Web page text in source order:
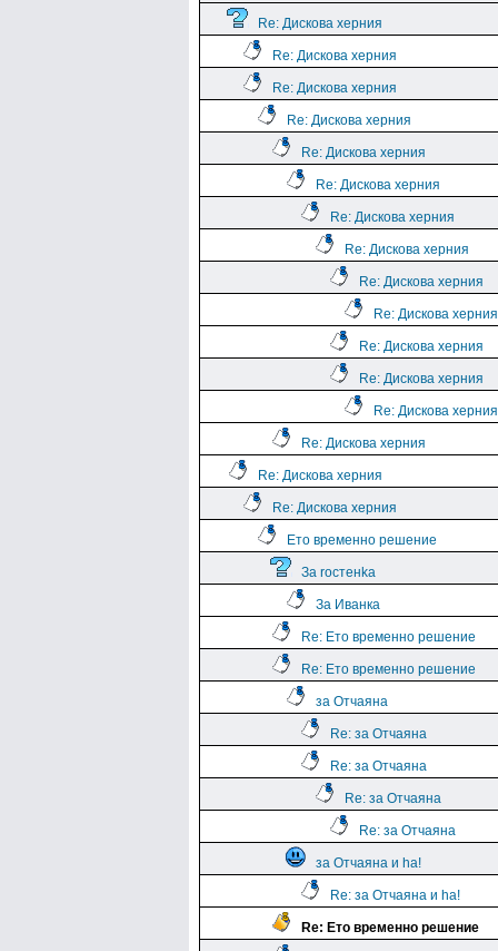
Re: Дискова херния
Re: Дискова херния
Re: Дискова херния
Re: Дискова херния
Re: Дискова херния
Re: Дискова херния
Re: Дискова херния
Re: Дискова херния
Re: Дискова херния
Re: Дискова херния
Re: Дискова херния
Re: Дискова херния
Re: Дискова херния
Re: Дискова херния
Re: Дискова херния
Re: Дискова херния
Ето временно решение
За rocтeнka
За Иванка
Re: Ето временно решение
Re: Ето временно решение
за Отчаяна
Re: за Отчаяна
Re: за Отчаяна
Re: за Отчаяна
Re: за Отчаяна
за Отчаяна и ha!
Re: за Отчаяна и ha!
Re: Ето временно решение